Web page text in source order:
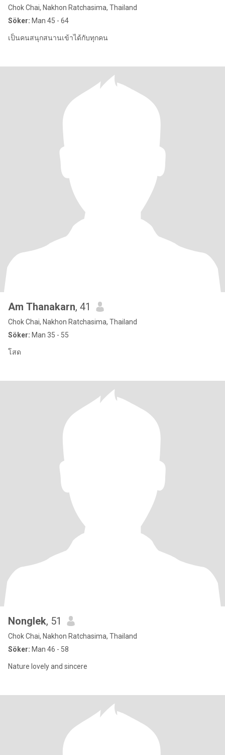
Chok Chai, Nakhon Ratchasima, Thailand
Söker: Man 45 - 64
เป็นคนสนุกสนานเข้าได้กับทุกคน
Am Thanakarn, 41
Chok Chai, Nakhon Ratchasima, Thailand
Söker: Man 35 - 55
โสด
Nonglek, 51
Chok Chai, Nakhon Ratchasima, Thailand
Söker: Man 46 - 58
Nature lovely and sincere